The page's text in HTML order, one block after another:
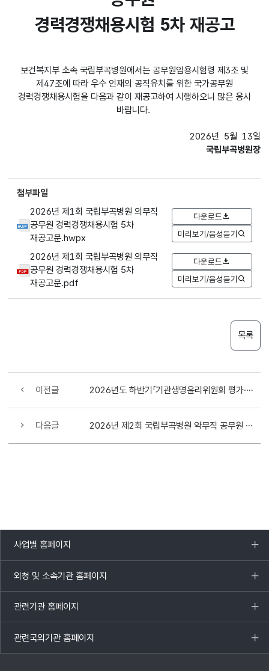
경력경쟁채용시험 5차 재공고
보건복지부 소속 국립부곡병원에서는 공무원임용시험령 제3조 및
제47조에 따라 우수 인재의 공직유치를 위한 국가공무원
경력경쟁채용시험을 다음과 같이 재공고하여 시행하오니 많은 응시
바랍니다.
2026년 5월 13일
국립부곡병원장
첨부파일
2026년 제1회 국립부곡병원 의무직
공무원 경력경쟁채용시험 5차
재공고문.hwpx
다운로드
미리보기/음성듣기
2026년 제1회 국립부곡병원 의무직
공무원 경력경쟁채용시험 5차
재공고문.pdf
다운로드
미리보기/음성듣기
목록
이전글 2026년도 하반기「기관생명윤리위원회 평가·인증(신규인증)」계획 공고
다음글 2026년 제2회 국립부곡병원 약무직 공무원 경력경쟁채용시험 5차 재공고
사업별 홈페이지
목록
열기
외청 및 소속기관 홈페이지
목록
열기
관련기관 홈페이지
목록
열기
관련국외기관 홈페이지
목록
열기